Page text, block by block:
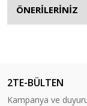
ÖNERİLERİNİZ
2TE-BÜLTEN
Kampanya ve